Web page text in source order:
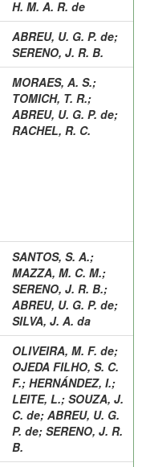
H. M. A. R. de
ABREU, U. G. P. de;
SERENO, J. R. B.
MORAES, A. S.;
TOMICH, T. R.;
ABREU, U. G. P. de;
RACHEL, R. C.
SANTOS, S. A.;
MAZZA, M. C. M.;
SERENO, J. R. B.;
ABREU, U. G. P. de;
SILVA, J. A. da
OLIVEIRA, M. F. de;
OJEDA FILHO, S. C.
F.; HERNÁNDEZ, I.;
LEITE, L.; SOUZA, J.
C. de; ABREU, U. G.
P. de; SERENO, J. R.
B.